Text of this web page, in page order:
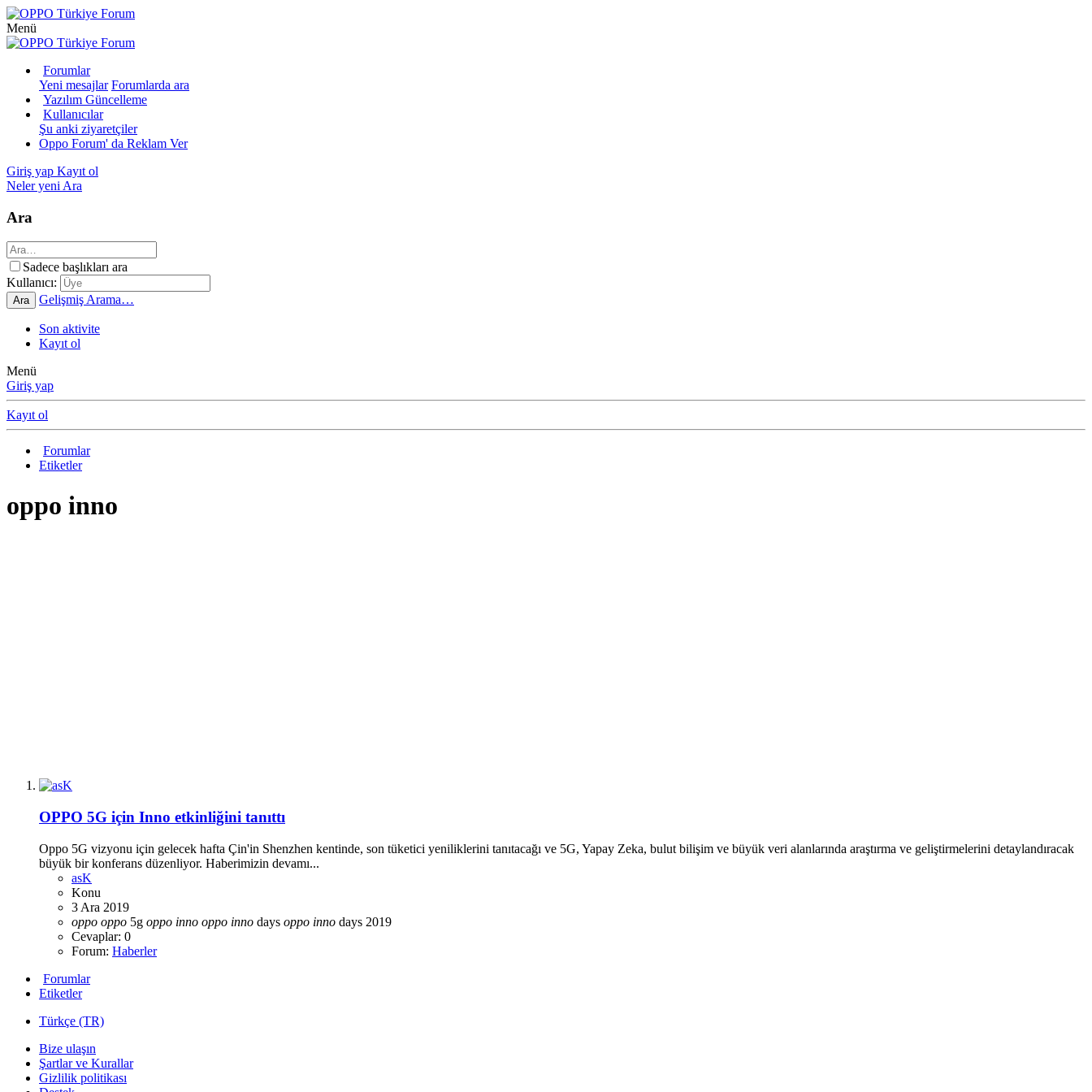
Menü
Forumlar
Yeni mesajlar Forumlarda ara
Yazılım Güncelleme
Kullanıcılar
Şu anki ziyaretçiler
Oppo Forum' da Reklam Ver
Giriş yap Kayıt ol
Neler yeni Ara
Ara
Sadece başlıkları ara
Kullanıcı:
Ara Gelişmiş Arama…
Son aktivite
Kayıt ol
Menü
Giriş yap
Kayıt ol
Forumlar
Etiketler
oppo inno
OPPO 5G için Inno etkinliğini tanıttı
Oppo 5G vizyonu için gelecek hafta Çin'in Shenzhen kentinde, son tüketici yeniliklerini tanıtacağı ve 5G, Yapay Zeka, bulut bilişim ve büyük veri alanlarında araştırma ve geliştirmelerini detaylandıracak
büyük bir konferans düzenliyor. Haberimizin devamı...
asK
Konu
3 Ara 2019
oppo oppo 5g oppo inno oppo inno days oppo inno days 2019
Cevaplar: 0
Forum: Haberler
Forumlar
Etiketler
Türkçe (TR)
Bize ulaşın
Şartlar ve Kurallar
Gizlilik politikası